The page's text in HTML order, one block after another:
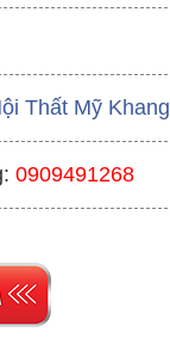
Thất Mỹ Khang
0909491268